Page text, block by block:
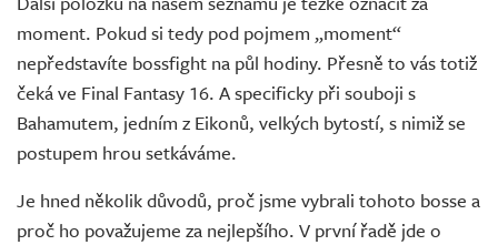
moment. Pokud si tedy pod pojmem „moment“
nepředstavíte bossfight na půl hodiny. Přesně to vás totiž
čeká ve Final Fantasy 16. A specificky při souboji s
Bahamutem, jedním z Eikonů, velkých bytostí, s nimiž se
postupem hrou setkáváme.
Je hned několik důvodů, proč jsme vybrali tohoto bosse a
proč ho považujeme za nejlepšího. V první řadě jde o